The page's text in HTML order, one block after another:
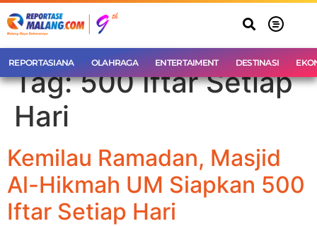
REPORTASIANA OLAHRAGA ENTERTAIMENT DESTINASI
Tag:500 Iftar Setiap
Hari
Kemilau Ramadan, Masjid
Al-Hikmah UM Siapkan 500
Iftar Setiap Hari